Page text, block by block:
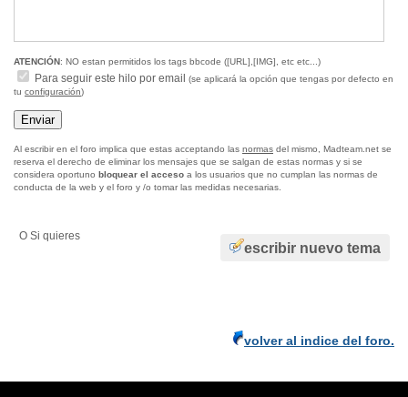
ATENCIÓN: NO estan permitidos los tags bbcode ([URL],[IMG], etc etc...)
Para seguir este hilo por email
(se aplicará la opción que tengas por defecto en
tu configuración)
Al escribir en el foro implica que estas acceptando las normas del mismo, Madteam.net se
reserva el derecho de eliminar los mensajes que se salgan de estas normas y si se
considera oportuno bloquear el acceso a los usuarios que no cumplan las normas de
conducta de la web y el foro y /o tomar las medidas necesarias.
escribir nuevo tema
O Si quieres
volver al indice del foro.